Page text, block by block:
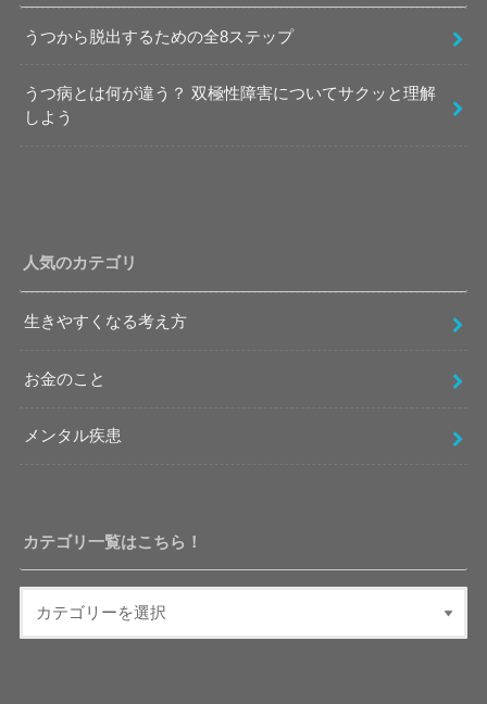
うつから脱出するための全8ステップ
うつ病とは何が違う？ 双極性障害についてサクッと理解
しよう
人気のカテゴリ
生きやすくなる考え方
お金のこと
メンタル疾患
カテゴリ一覧はこちら！